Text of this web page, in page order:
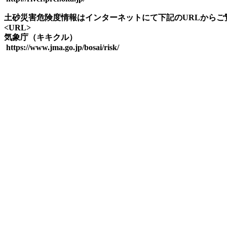
土砂災害危険度情報はインターネットにて下記のURLからご
<URL>
気象庁（キキクル）
https://www.jma.go.jp/bosai/risk/